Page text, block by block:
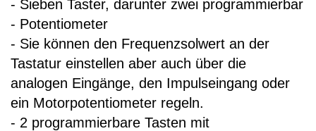
- Sieben Taster, darunter zwei programmierbar
- Potentiometer
- Sie können den Frequenzsolwert an der
Tastatur einstellen aber auch über die
analogen Eingänge, den Impulseingang oder
ein Motorpotentiometer regeln.
- 2 programmierbare Tasten mit